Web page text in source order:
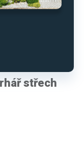
střech